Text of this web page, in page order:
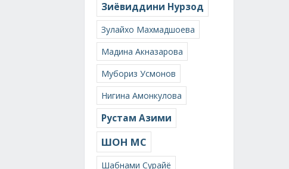
Зиёвиддини Нурзод
Зулайхо Махмадшоева
Мадина Акназарова
Мубориз Усмонов
Нигина Амонкулова
Рустам Азими
ШОН МС
Шабнами Сурайё